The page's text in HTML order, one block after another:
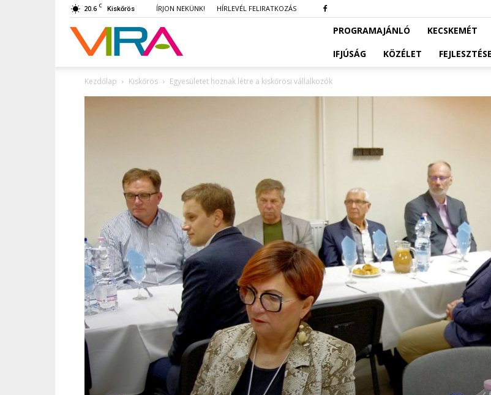
20.6 C Kiskőrös ÍRJON NEKÜNK! HÍRLEVÉL FELIRATKOZÁS
VIRA PROGRAMAJÁNLÓ KECSKEMÉT
IFJÚSÁG
KÖZÉLET
Kezdőlap Kiskőrös Egyesületet hoznak létre a kiskőrösi vállalkozók